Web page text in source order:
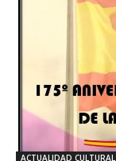
ACTUALIDAD CULTURAL